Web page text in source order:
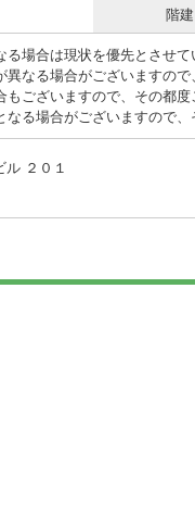
階建
場合は現状を優先とさせて
なる場合がございますので
ございますので、その都度
る場合がございますので、
ル ２０１